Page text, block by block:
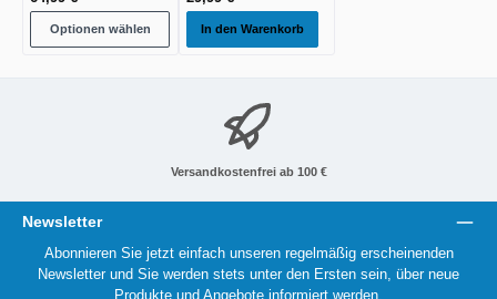
Optionen wählen In den Warenkorb
Versandkostenfrei ab 100 €
Newsletter
Abonnieren Sie jetzt einfach unseren regelmäßig erscheinenden
Newsletter und Sie werden stets unter den Ersten sein, über neue
Produkte und Angebote informiert werden.